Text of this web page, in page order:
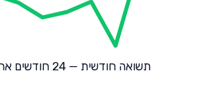
תשואה חודשית — 24 חודשים אחרונים